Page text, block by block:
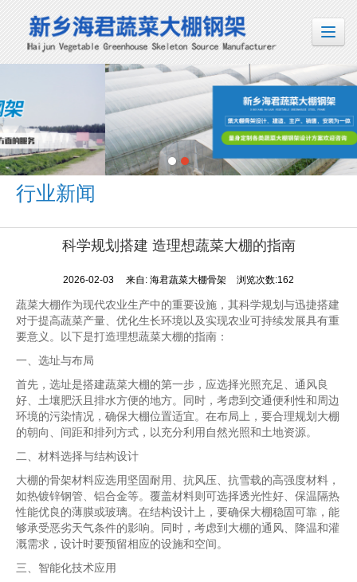
行业新闻
科学规划搭建 造理想蔬菜大棚的指南
2026-02-03 来自: 海君蔬菜大棚骨架 浏览次数:162
蔬菜大棚作为现代农业生产中的重要设施，其科学规划与迅捷搭建
对于提高蔬菜产量、优化生长环境以及实现农业可持续发展具有重
要意义。以下是打造理想蔬菜大棚的指南：
一、选址与布局
首先，选址是搭建蔬菜大棚的第一步，应选择光照充足、通风良
好、土壤肥沃且排水方便的地方。同时，考虑到交通便利性和周边
环境的污染情况，确保大棚位置适宜。在布局上，要合理规划大棚
的朝向、间距和排列方式，以充分利用自然光照和土地资源。
二、材料选择与结构设计
大棚的骨架材料应选用坚固耐用、抗风压、抗雪载的高强度材料，
如热镀锌钢管、铝合金等。覆盖材料则可选择透光性好、保温隔热
性能优良的薄膜或玻璃。在结构设计上，要确保大棚稳固可靠，能
够承受恶劣天气条件的影响。同时，考虑到大棚的通风、降温和灌
溉需求，设计时要预留相应的设施和空间。
三、智能化技术应用